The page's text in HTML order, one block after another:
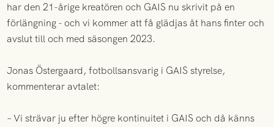
har den 21-årige kreatören och GAIS nu skrivit på en
förlängning - och vi kommer att få glädjas åt hans finter och
avslut till och med säsongen 2023.
Jonas Östergaard, fotbollsansvarig i GAIS styrelse,
kommenterar avtalet:
– Vi strävar ju efter högre kontinuitet i GAIS och då känns